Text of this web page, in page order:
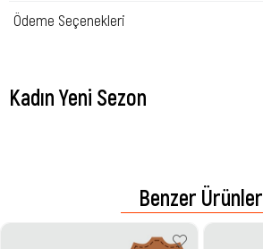
Ödeme Seçenekleri
Kadın Yeni Sezon
Benzer Ürünler